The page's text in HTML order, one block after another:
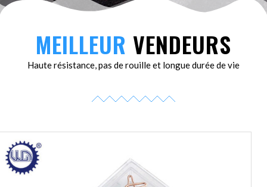
MEILLEUR VENDEURS
Haute résistance, pas de rouille et longue durée de vie